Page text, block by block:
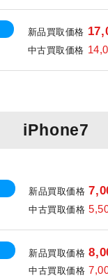
新品買取価格
中古買取価格
iPhone7
新品買取価格
中古買取価格
新品買取価格
中古買取価格